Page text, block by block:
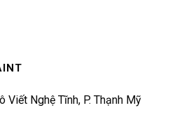
Viết Nghệ Tĩnh, P. Thạnh Mỹ